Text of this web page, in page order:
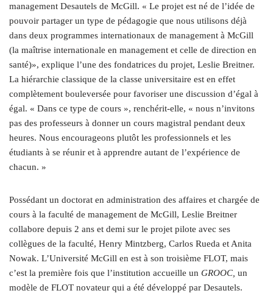
management Desautels de McGill. « Le projet est né de l’idée de
pouvoir partager un type de pédagogie que nous utilisons déjà
dans deux programmes internationaux de management à McGill
(la maîtrise internationale en management et celle de direction en
santé)», explique l’une des fondatrices du projet, Leslie Breitner.
La hiérarchie classique de la classe universitaire est en effet
complètement bouleversée pour favoriser une discussion d’égal à
égal. « Dans ce type de cours », renchérit-elle, « nous n’invitons
pas des professeurs à donner un cours magistral pendant deux
heures. Nous encourageons plutôt les professionnels et les
étudiants à se réunir et à apprendre autant de l’expérience de
chacun. »
Possédant un doctorat en administration des affaires et chargée de
cours à la faculté de management de McGill, Leslie Breitner
collabore depuis 2 ans et demi sur le projet pilote avec ses
collègues de la faculté, Henry Mintzberg, Carlos Rueda et Anita
Nowak. L’Université McGill en est à son troisième FLOT, mais
c’est la première fois que l’institution accueille un GROOC, un
modèle de FLOT novateur qui a été développé par Desautels.